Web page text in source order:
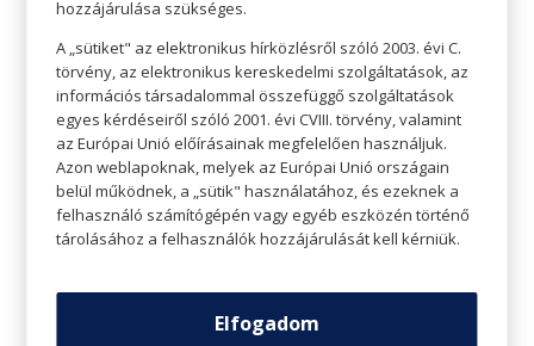
A garbó igazi klasszikus
A garbó is hamisítatlan őszi klasszikus, mely már
évtizedek óta hódít. Lehet feszülő alsóruházat, de
bő felsőruházat is. A semleges színű garbó
bármilyen ruhához jól passzol, de az őszi színek,
mint a gesztenyebarna és a bordó, biztosan
feltűnnek a tömegben.
hozzájárulása szükséges.
A „sütiket" az elektronikus hírközlésről szóló 2003. évi C.
törvény, az elektronikus kereskedelmi szolgáltatások, az
információs társadalommal összefüggő szolgáltatások
egyes kérdéseiről szóló 2001. évi CVIII. törvény, valamint
az Európai Unió előírásainak megfelelően használjuk.
Azon weblapoknak, melyek az Európai Unió országain
belül működnek, a „sütik" használatához, és ezeknek a
felhasználó számítógépén vagy egyéb eszközén történő
tárolásához a felhasználók hozzájárulását kell kérniük.
Elfogadom